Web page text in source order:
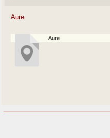
Aure
Aure